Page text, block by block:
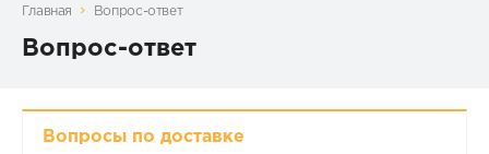
Главная Вопрос-ответ
Вопрос-ответ
Вопросы по доставке